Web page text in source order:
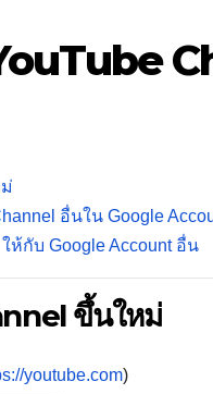
อื่นใน Google
ห้กับ Google Account อื่น
ขึ้นใหม่
youtube.com)